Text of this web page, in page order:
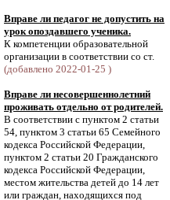
Вправе ли педагог не допустить на
урок опоздавшего ученика.
К компетенции образовательной
организации в соответствии со ст.
(добавлено 2022-01-25 )
Вправе ли несовершеннолетний
проживать отдельно от родителей.
В соответствии с пунктом 2 статьи
54, пунктом 3 статьи 65 Семейного
кодекса Российской Федерации,
пунктом 2 статьи 20 Гражданского
кодекса Российской Федерации,
местом жительства детей до 14 лет
или граждан, находящихся под